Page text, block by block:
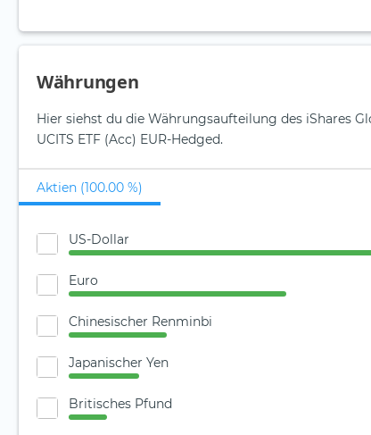
Währungen
Hier siehst du die Währungsaufteilung des iShares
UCITS ETF (Acc) EUR-Hedged.
Aktien (100.00 %)
US-Dollar
Euro
Chinesischer Renminbi
Japanischer Yen
Britisches Pfund